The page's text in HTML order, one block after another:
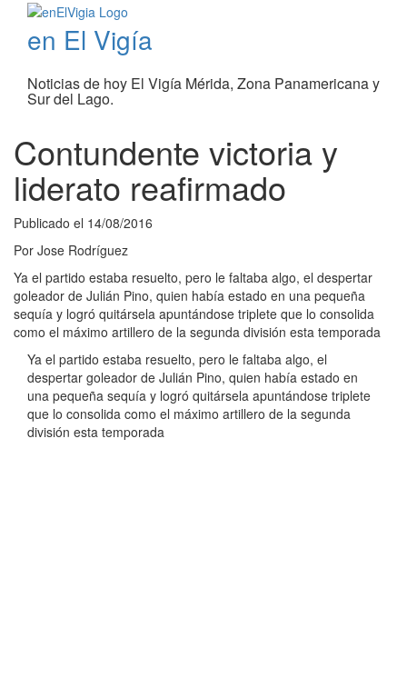
en El Vigía
Noticias de hoy El Vigía Mérida, Zona Panamericana y
Sur del Lago.
Contundente victoria y
liderato reafirmado
Publicado el 14/08/2016
Por Jose Rodríguez
Ya el partido estaba resuelto, pero le faltaba algo, el despertar
goleador de Julián Pino, quien había estado en una pequeña
sequía y logró quitársela apuntándose triplete que lo consolida
como el máximo artillero de la segunda división esta temporada
Ya el partido estaba resuelto, pero le faltaba algo, el
despertar goleador de Julián Pino, quien había estado en
una pequeña sequía y logró quitársela apuntándose triplete
que lo consolida como el máximo artillero de la segunda
división esta temporada